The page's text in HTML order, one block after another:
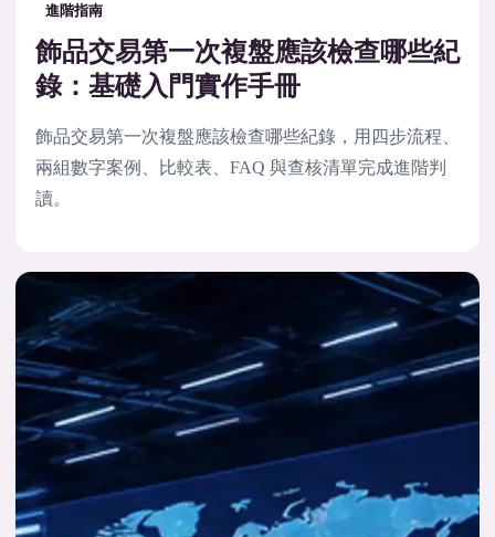
進階指南
飾品交易第一次複盤應該檢查哪些紀
錄：基礎入門實作手冊
飾品交易第一次複盤應該檢查哪些紀錄，用四步流程、
兩組數字案例、比較表、FAQ 與查核清單完成進階判
讀。